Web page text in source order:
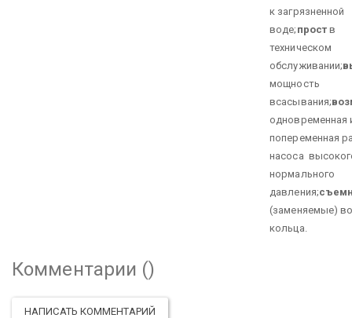
к загрязненной
воде; прост в
техническом
обслуживании;
мощность
всасывания;
одновременная
попеременная
насоса
нормального
давления;
(заменяемые)
кольца.
Комментарии ()
НАПИСАТЬ КОММЕНТАРИЙ